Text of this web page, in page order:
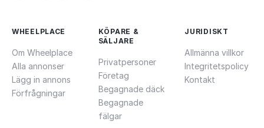
WHEELPLACE
Om Wheelplace
Alla annonser
Lägg in annons
Förfrågningar
KÖPARE &
SÄLJARE
Privatpersoner
Företag
Begagnade däck
Begagnade
fälgar
JURIDISKT
Allmänna villkor
Integritetspolicy
Kontakt